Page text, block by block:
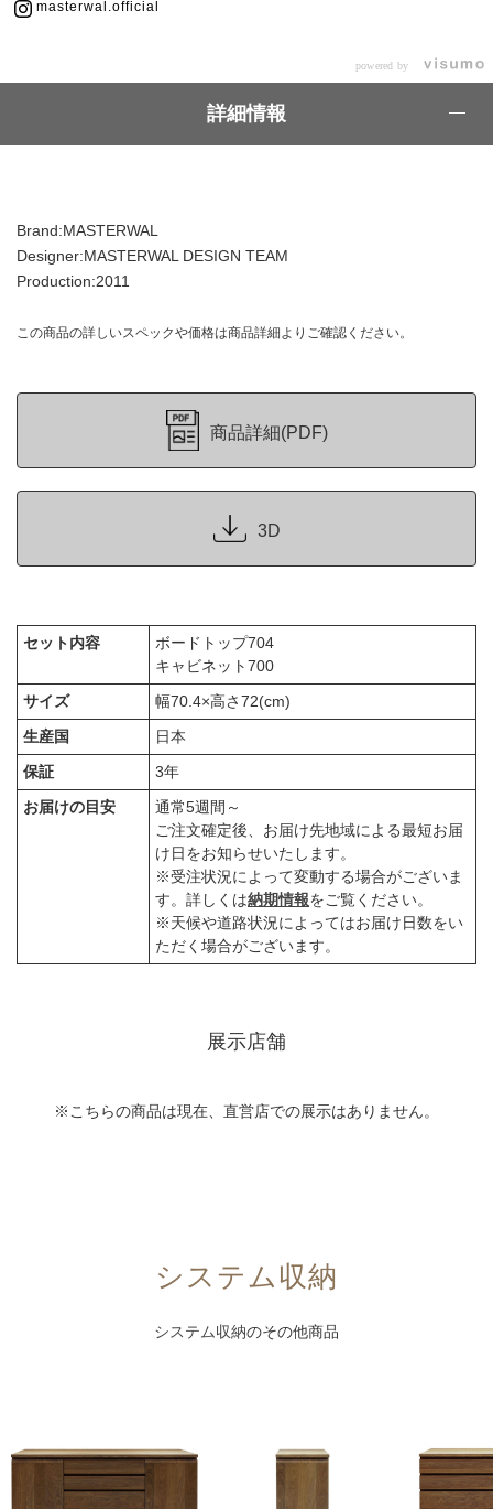
masterwal.official
powered by
詳細情報
Brand:MASTERWAL
Designer:MASTERWAL DESIGN TEAM
Production:2011
この商品の詳しいスペックや価格は商品詳細よりご確認ください。
商品詳細(PDF)
3D
セット内容
ボードトップ704
キャビネット700
サイズ
幅70.4×高さ72(cm)
生産国
日本
保証
3年
お届けの目安
通常5週間～
ご注文確定後、お届け先地域による最短お届
け日をお知らせいたします。
※受注状況によって変動する場合がございま
す。詳しくは納期情報をご覧ください。
※天候や道路状況によってはお届け日数をい
ただく場合がございます。
展示店舗
※こちらの商品は現在、直営店での展示はありません。
システム収納
システム収納のその他商品